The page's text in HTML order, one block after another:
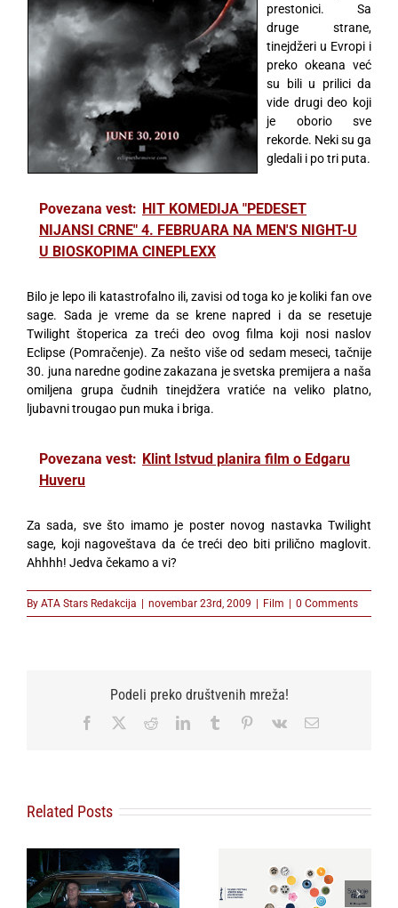
prestonici. Sa
druge strane,
tinejdžeri u Evropi i
preko okeana već
su bili u prilici da
vide drugi deo koji
je oborio sve
rekorde. Neki su ga
gledali i po tri puta.
Povezana vest: HIT KOMEDIJA "PEDESET
NIJANSI CRNE" 4. FEBRUARA NA MEN'S NIGHT-U
U BIOSKOPIMA CINEPLEXX
Bilo je lepo ili katastrofalno ili, zavisi od toga ko je koliki fan ove
sage. Sada je vreme da se krene napred i da se resetuje
Twilight štoperica za treći deo ovog filma koji nosi naslov
Eclipse (Pomračenje). Za nešto više od sedam meseci, tačnije
30. juna naredne godine zakazana je svetska premijera a naša
omiljena grupa čudnih tinejdžera vratiće na veliko platno,
ljubavni trougao pun muka i briga.
Povezana vest: Klint Istvud planira film o Edgaru
Huveru
Za sada, sve što imamo je poster novog nastavka Twilight
sage, koji nagoveštava da će treći deo biti prilično maglovit.
Ahhhh! Jedva čekamo a vi?
By ATA Stars Redakcija | novembar 23rd, 2009 | Film | 0 Comments
Podeli preko društvenih mreža!
Facebook RedditLinkedInTumblr Pinterest
Vk Email
Related Posts
redstavljamo
program 39.
Posvećeno: BÉLA